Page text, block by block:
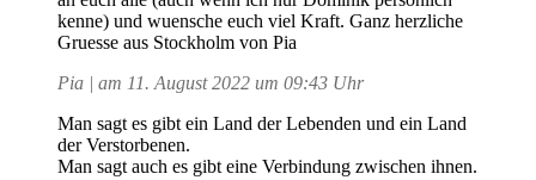
kenne) und wuensche euch viel Kraft. Ganz herzliche
Gruesse aus Stockholm von Pia
Pia | am 11. August 2022 um 09:43 Uhr
Man sagt es gibt ein Land der Lebenden und ein Land
der Verstorbenen.
Man sagt auch es gibt eine Verbindung zwischen ihnen.